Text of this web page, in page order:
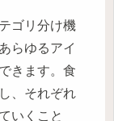
ゴリ分け機
らゆるアイ
きます。食
、それぞれ
いくこと